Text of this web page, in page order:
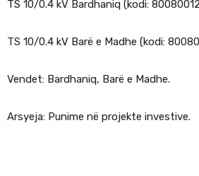
TS 10/0.4 kV Bardhaniq (kodi:
TS 10/0.4 kV Barë e Madhe (kodi:
Vendet: Bardhaniq, Barë e Madhe.
Arsyeja: Punime në projekte investive.